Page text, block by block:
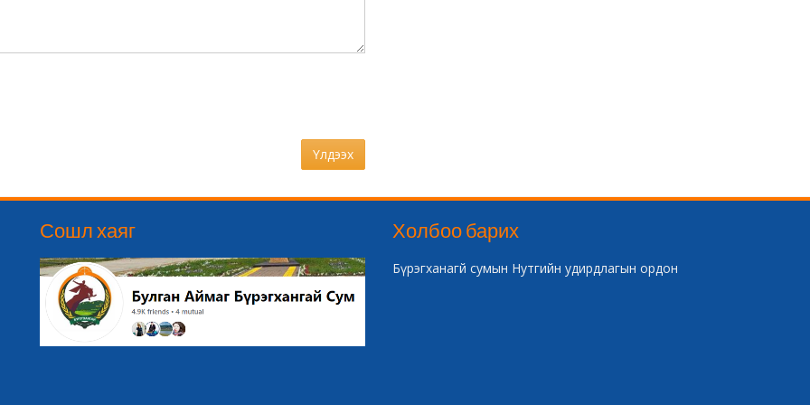
Үлдээх
Сошл хаяг Холбоо барих
Бүрэгханагй сумын Нутгийн удирдлагын ордон